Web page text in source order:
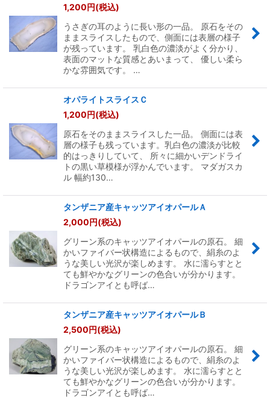
1,200円(税込)
うさぎの耳のように長い形の一品。 原石をその
ままスライスしたもので、側面には表層の様子
が残っています。 乳白色の濃淡がよく分かり、
表面のマットな質感とあいまって、 優しい柔ら
かな雰囲気です。 …
オパライトスライスＣ
1,200円(税込)
原石をそのままスライスした一品。 側面には表
層の様子も残っています。乳白色の濃淡が比較
的はっきりしていて、 所々に細かいデンドライ
トの黒い草模様が浮かんでいます。 マダガスカ
ル 幅約130…
タンザニア産キャッツアイオパールＡ
2,000円(税込)
グリーン系のキャッツアイオパールの原石。 細
かいファイバー状構造によるもので、絹糸のよ
うな美しい光沢が楽しめます。 水に濡らすとと
ても鮮やかなグリーンの色合いが分かります。
ドラゴンアイとも呼ば…
タンザニア産キャッツアイオパールＢ
2,500円(税込)
グリーン系のキャッツアイオパールの原石。 細
かいファイバー状構造によるもので、絹糸のよ
うな美しい光沢が楽しめます。 水に濡らすとと
ても鮮やかなグリーンの色合いが分かります。
ドラゴンアイとも呼ば…